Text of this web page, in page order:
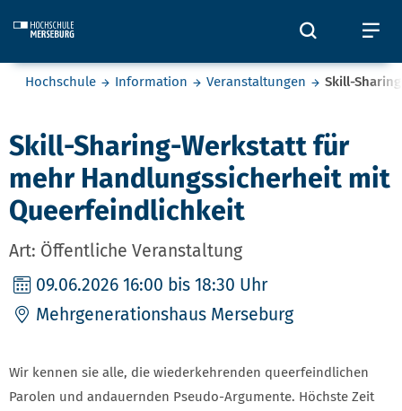
Öffnet
Sie befinden sich hier:
Hochschule Information Veranstaltungen Skill-
Skill-Sharing-Werkstatt für
mehr Handlungssicherheit mit
Queerfeindlichkeit
Art: Öffentliche Veranstaltung
09.06.2026 16:00 bis 18:30 Uhr
Mehrgenerationshaus Merseburg
Wir kennen sie alle, die wiederkehrenden queerfeindlichen
Parolen und andauernden Pseudo-Argumente. Höchste Zeit